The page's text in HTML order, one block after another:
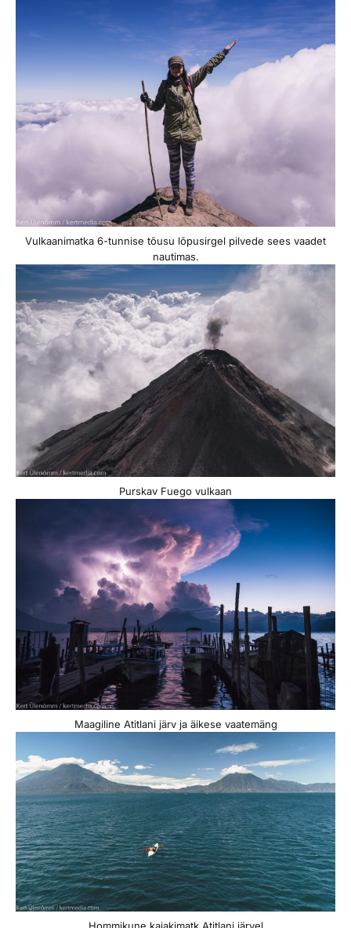
Vulkaanimatka 6-tunnise tõusu lõpusirgel pilvede sees vaadet
nautimas.
Purskav Fuego vulkaan
Maagiline Atitlani järv ja äikese vaatemäng